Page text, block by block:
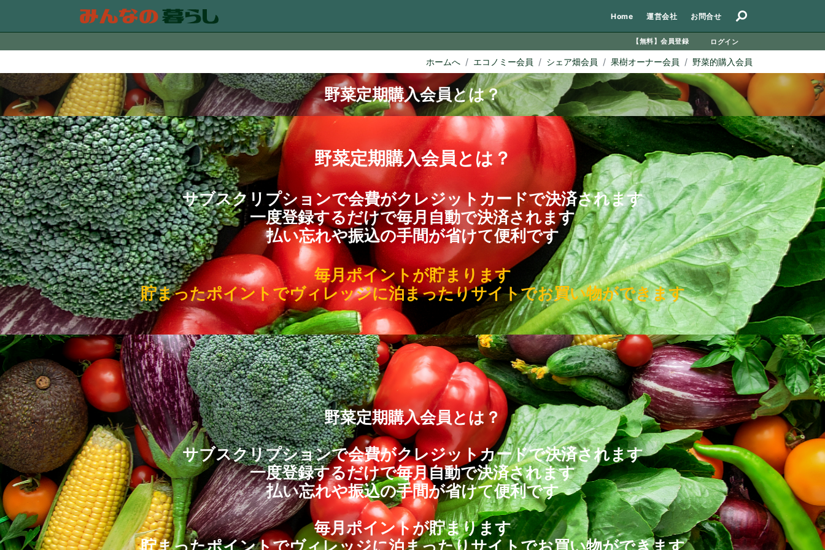
コンテンツにスキップする
Home 運営会社 お問合せ
【無料】会員登録 ログイン
ホームへ エコノミー会員 シェア畑会員 果樹オーナー会員 野菜的購入会員
野菜定期購入会員とは？
野菜定期購入会員とは？
サブスクリプションで会費がクレジットカードで決済されます
一度登録するだけで毎月自動で決済されます
払い忘れや振込の手間が省けて便利です
毎月ポイントが貯まります
貯まったポイントでヴィレッジに泊まったりサイトでお買い物ができます
野菜定期購入会員とは？
サブスクリプションで会費がクレジットカードで決済されます
一度登録するだけで毎月自動で決済されます
払い忘れや振込の手間が省けて便利です
毎月ポイントが貯まります
貯まったポイントでヴィレッジに泊まったりサイトでお買い物ができます
Home
運営会社
お問合せ